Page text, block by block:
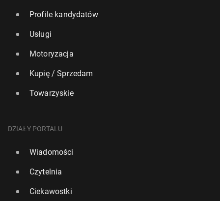
Profile kandydatów
Usługi
Motoryzacja
Kupię / Sprzedam
Towarzyskie
DZIAŁY PORTALU
Wiadomości
Czytelnia
Ciekawostki